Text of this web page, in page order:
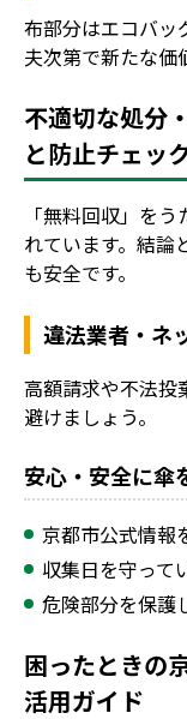
布部分はエコバッ
夫次第で新たな価
不適切な処分
と防止チェッ
「無料回収」を
れています。結論
も安全です。
違法業者・ネ
高額請求や不法投
避けましょう。
安心・安全に傘
京都市公式情報
収集日を守って
危険部分を保護
困ったときの
活用ガイド